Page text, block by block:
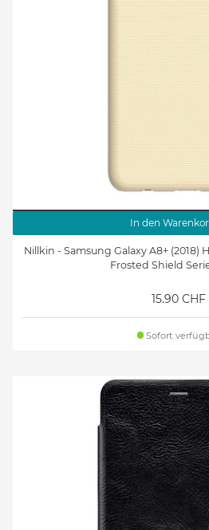
In den
Nillkin - Samsung Galaxy A8+ (2018)
Frosted Shield
15.90 CHF
Sofort